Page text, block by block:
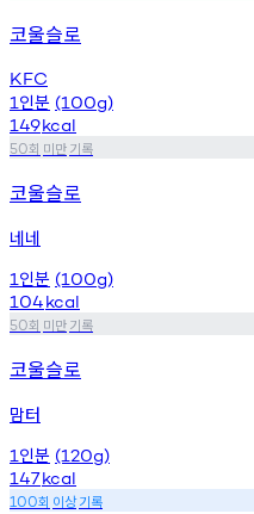
코울슬로
KFC
1 인분 (100g)
149kcal
50회 미만기록
코울슬로
네네
1 인분 (100g)
104kcal
50회 미만기록
코울슬로
맘터
1 인분 (120g)
147kcal
100회 이상기록